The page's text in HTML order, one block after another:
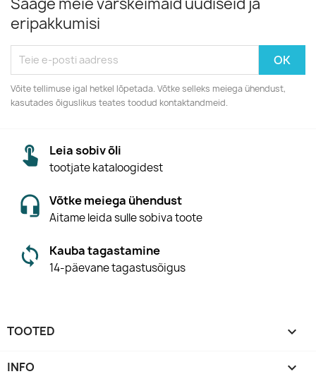
eripakkumisi
Võite tellimuse igal hetkel lõpetada. Võtke selleks meiega ühendust,
kasutades õiguslikus teates toodud kontaktandmeid.
Leia sobiv õli
tootjate kataloogidest
Võtke meiega ühendust
Aitame leida sulle sobiva toote
Kauba tagastamine
14-päevane tagastusõigus
TOOTED 
INFO 